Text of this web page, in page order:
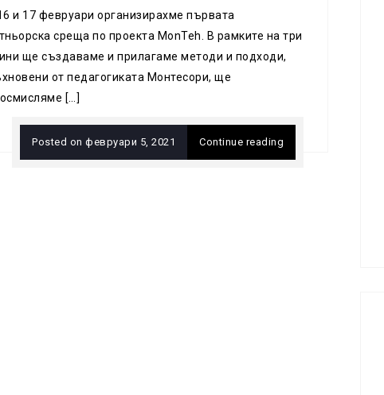
и 17 февруари организирахме първата
среща по проекта MonTeh. В рамките на три
ще създаваме и прилагаме методи и подходи,
от педагогиката Монтесори, ще
[…]
Posted on февруари 5, 2021 Continue reading